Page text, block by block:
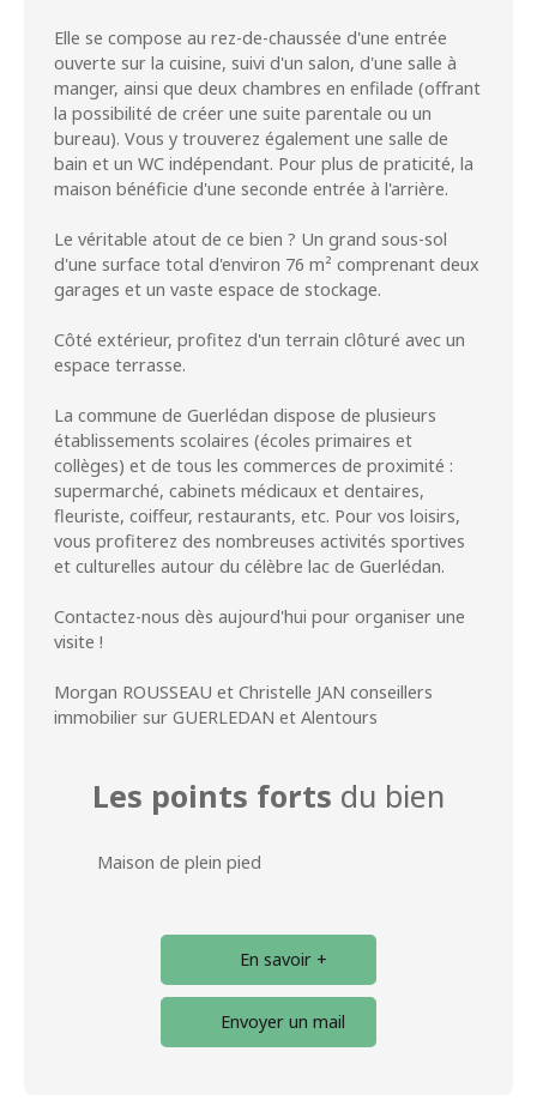
Elle se compose au rez-de-chaussée d'une entrée
ouverte sur la cuisine, suivi d'un salon, d'une salle à
manger, ainsi que deux chambres en enfilade (offrant
la possibilité de créer une suite parentale ou un
bureau). Vous y trouverez également une salle de
bain et un WC indépendant. Pour plus de praticité, la
maison bénéficie d'une seconde entrée à l'arrière.
Le véritable atout de ce bien ? Un grand sous-sol
d'une surface total d'environ 76 m² comprenant deux
garages et un vaste espace de stockage.
Côté extérieur, profitez d'un terrain clôturé avec un
espace terrasse.
La commune de Guerlédan dispose de plusieurs
établissements scolaires (écoles primaires et
collèges) et de tous les commerces de proximité :
supermarché, cabinets médicaux et dentaires,
fleuriste, coiffeur, restaurants, etc. Pour vos loisirs,
vous profiterez des nombreuses activités sportives
et culturelles autour du célèbre lac de Guerlédan.
Contactez-nous dès aujourd'hui pour organiser une
visite !
Morgan ROUSSEAU et Christelle JAN conseillers
immobilier sur GUERLEDAN et Alentours
Les points forts du bien
Maison de plein pied
En savoir +
Envoyer un mail